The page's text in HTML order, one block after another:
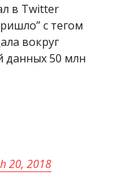
в Twitter
с тегом
вокруг
данных 50 млн
20, 2018